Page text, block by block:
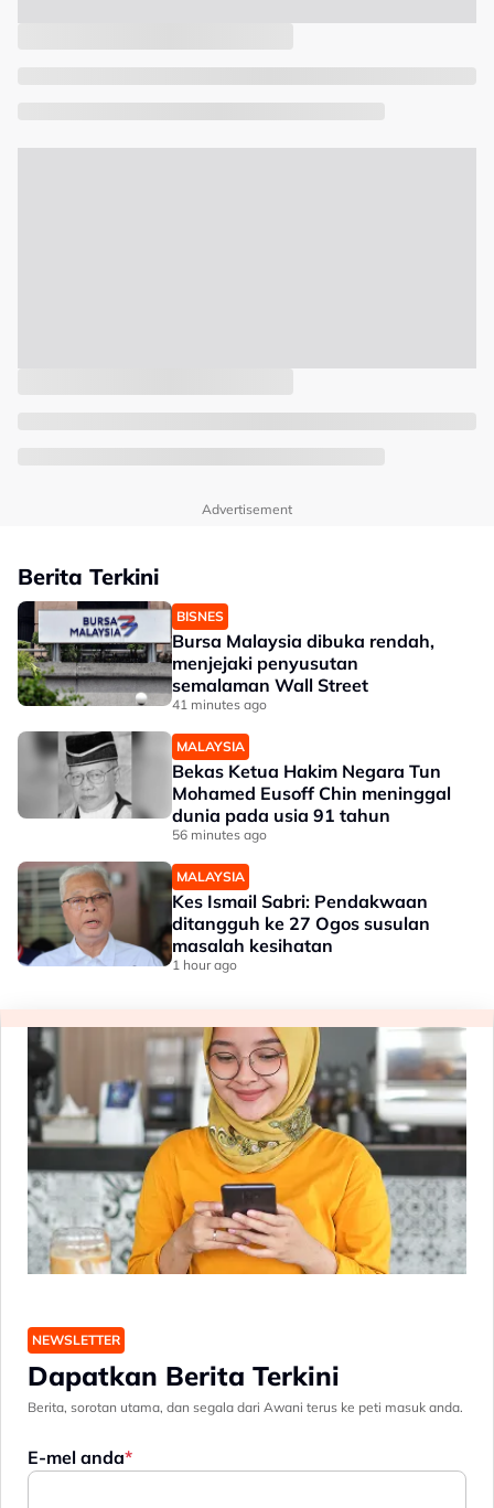
Advertisement
Berita Terkini
BISNES
Bursa Malaysia dibuka rendah,
menjejaki penyusutan
semalaman Wall Street
41 minutes ago
MALAYSIA
Bekas Ketua Hakim Negara Tun
Mohamed Eusoff Chin meninggal
dunia pada usia 91 tahun
56 minutes ago
MALAYSIA
Kes Ismail Sabri: Pendakwaan
ditangguh ke 27 Ogos susulan
masalah kesihatan
1 hour ago
NEWSLETTER
Dapatkan Berita Terkini
Berita, sorotan utama, dan segala dari Awani terus ke peti masuk anda.
E-mel anda